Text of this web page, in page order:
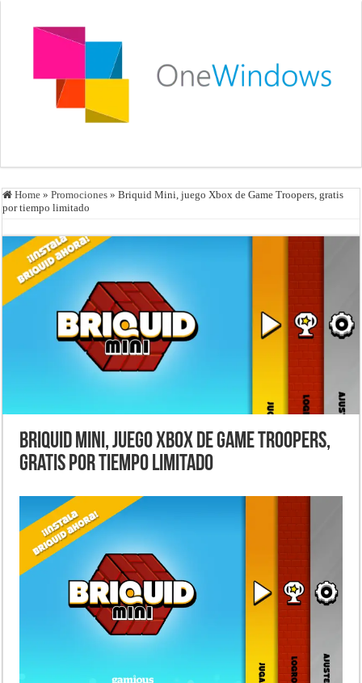
Home » Promociones » Briquid Mini, juego Xbox de Game Troopers, gratis
por tiempo limitado
Briquid Mini, juego Xbox de Game Troopers,
gratis por tiempo limitado